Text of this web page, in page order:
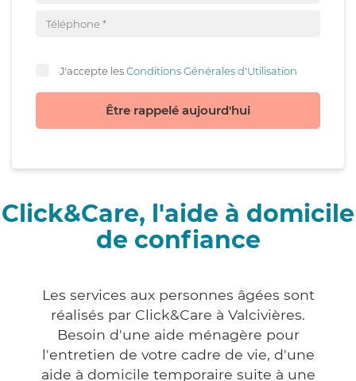
J'accepte lesConditions Générales d'Utilisation
Être rappelé aujourd'hui
Click&Care, l'aide à domicile
de confiance
Les services aux personnes âgées sont
réalisés par Click&Care à Valcivières.
Besoin d'une aide ménagère pour
l'entretien de votre cadre de vie, d'une
aide à domicile temporaire suite à une